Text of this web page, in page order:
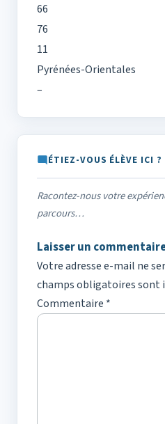
66
76
11
Pyrénées-Orientales
–
ÉTIEZ-VOUS ÉLÈVE ICI ?
Racontez-nous votre
parcours…
Laisser un
Votre adresse e-mail ne
champs obligatoires sont
Commentaire *